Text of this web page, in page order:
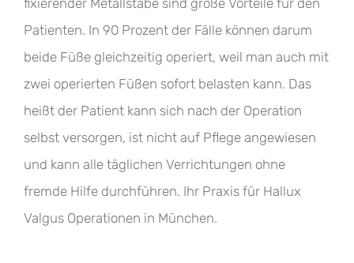
Patienten. In 90 Prozent der Fälle können darum
beide Füße gleichzeitig operiert, weil man auch mit
zwei operierten Füßen sofort belasten kann. Das
heißt der Patient kann sich nach der Operation
selbst versorgen, ist nicht auf Pflege angewiesen
und kann alle täglichen Verrichtungen ohne
fremde Hilfe durchführen. Ihr Praxis für Hallux
Valgus Operationen in München.